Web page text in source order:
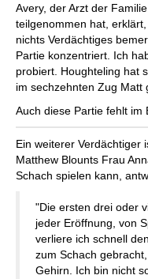
Avery, der Arzt der
teilgenommen hat,
nichts Verdächtiges
Partie konzentriert. Ich
probiert. Houghteling hat
im sechzehnten Zug Matt
Auch diese Partie fehlt im
Ein weiterer Verdächtiger
Matthew Blounts Frau
Schach spielen kann,
"Die ersten drei oder
jeder Eröffnung, von
verliere ich schnell
zum Schach
Gehirn. Ich bin nicht